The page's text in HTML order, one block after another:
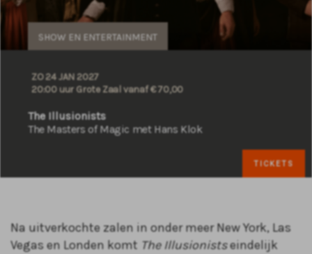
The Illusionists
The Masters of Magic met Hans Klok
SHOW EN ENTERTAINMENT
ZO 24 JAN 2027
20:00 uur Grote Zaal vanaf € 70,00
TICKETS
Na uitverkochte zalen in onder meer New York, Las
Vegas en Londen komt The Illusionistseindelijk